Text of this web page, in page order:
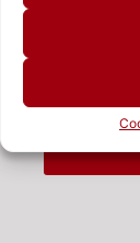
Ich
genommen.*